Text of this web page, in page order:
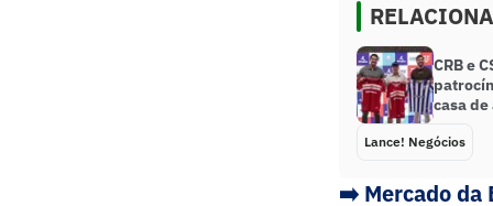
CRB e
casa
Lance! Negócios
➡️ Mercado da